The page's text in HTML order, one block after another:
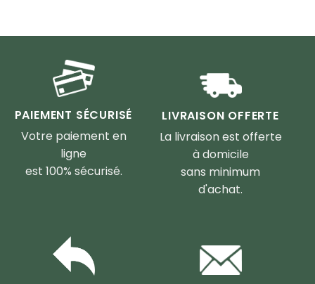
PAIEMENT SÉCURISÉ
Votre paiement en
ligne
est 100% sécurisé.
LIVRAISON OFFERTE
La livraison est offerte
à domicile
sans minimum
d'achat.